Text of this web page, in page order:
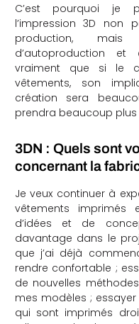
C’est pourquoi je
l’impression 3D
production,
d’autoproduction
vraiment que si le
vêtements, son
création sera
prendra beaucoup plus
3DN : Quels sont
concernant la
Je veux continuer à
vêtements imprimés
d’idées et de
davantage dans le
que j’ai déjà
rendre confortable ;
de nouvelles
mes modèles ;
qui sont imprimés